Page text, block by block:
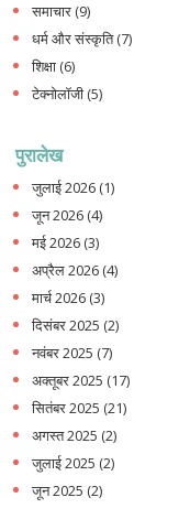
समाचार (9)
धर्म और संस्कृति(7)
शिक्षा (6)
टेक्नोलॉजी (5)
पुरालेख
जुलाई 2026 (1)
जून 2026 (4)
मई 2026 (3)
अप्रैल 2026 (4)
मार्च 2026 (3)
दिसंबर 2025 (2)
नवंबर 2025 (7)
अक्तूबर 2025 (17)
सितंबर 2025 (21)
अगस्त 2025 (2)
जुलाई 2025 (2)
जून 2025 (2)